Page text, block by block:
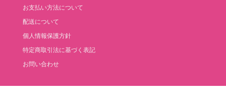
お支払い方法について
配送について
個人情報保護方針
特定商取引法に基づく表記
お問い合わせ